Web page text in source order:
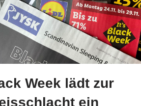
Week lädt zur
ein